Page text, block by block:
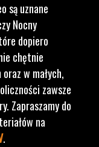
są uznane
Nocny
dopiero
chętnie
w małych,
zawsze
Zapraszamy do
na
.